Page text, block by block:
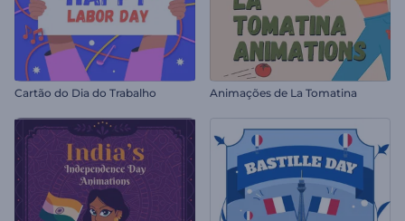
Cartão do Dia do Trabalho Animações de La Tomatina